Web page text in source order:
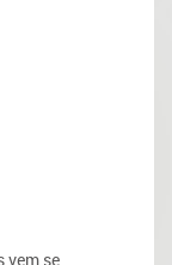
vem se